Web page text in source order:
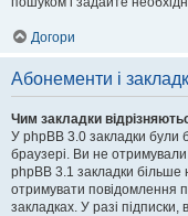
Догори
Абонементи і
Чим закладки
У phpBB 3.0 закладки були
браузері. Ви не
phpBB 3.1 закладки
отримувати повідомлення
закладках. У разі